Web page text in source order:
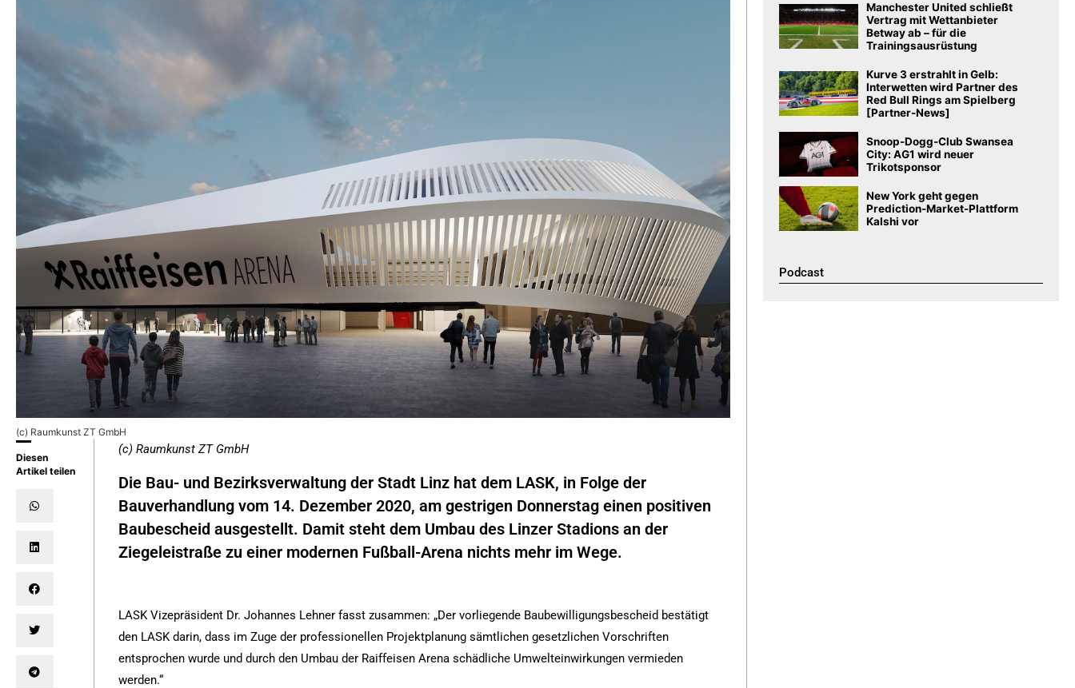
(c) Raumkunst ZT GmbH
Diesen
Artikel teilen
(c) Raumkunst ZT GmbH
Die Bau- und Bezirksverwaltung der Stadt Linz hat dem LASK, in Folge der
Bauverhandlung vom 14. Dezember 2020, am gestrigen Donnerstag einen positiven
Baubescheid ausgestellt. Damit steht dem Umbau des Linzer Stadions an der
Ziegeleistraße zu einer modernen Fußball-Arena nichts mehr im Wege.
LASK Vizepräsident Dr. Johannes Lehner fasst zusammen: „Der vorliegende Baubewilligungsbescheid bestätigt
den LASK darin, dass im Zuge der professionellen Projektplanung sämtlichen gesetzlichen Vorschriften
entsprochen wurde und durch den Umbau der Raiffeisen Arena schädliche Umwelteinwirkungen vermieden
werden.“
Manchester United schließt
Vertrag mit Wettanbieter
Betway ab – für die
Trainingsausrüstung
Kurve 3 erstrahlt in Gelb:
Interwetten wird Partner des
Red Bull Rings am Spielberg
[Partner-News]
Snoop-Dogg-Club Swansea
City: AG1 wird neuer
Trikotsponsor
New York geht gegen
Prediction-Market-Plattform
Kalshi vor
Podcast​